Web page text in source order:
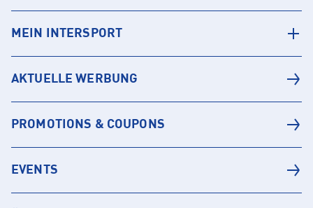
MEIN INTERSPORT
AKTUELLE WERBUNG
PROMOTIONS & COUPONS
EVENTS